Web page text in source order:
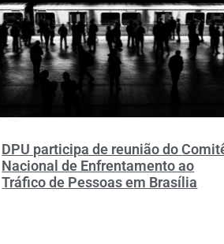
DPU participa de reunião do
Nacional de Enfrentamento ao
Tráfico de Pessoas em Brasília